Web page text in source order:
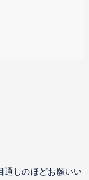
通しのほどお願いい